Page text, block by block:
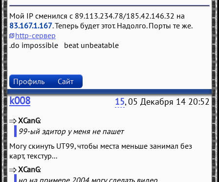
Мой IP сменился с 89.113.234.78/185.42.146.32 на
83.167.1.167. Теперь будет этот. Надолго. Порты те же.
http-сервер
.do impossible beat unbeatable
Профиль Сайт
k008 15, 05 Декабря 14 20:52
XCanG
99-ый эдитор у меня не пашет
Могу скинуть UT99, чтобы места меньше занимал без
карт, текстур...
XCanG